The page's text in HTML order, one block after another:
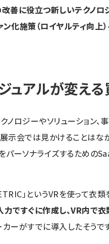
善に役立つ新しいテクノロ
化施策（ロイヤルティ向上）
ュアルが変え
ノロジーやソリューション
示会では見かけることはな
パーソナライズするための
」というVRを使って衣類
ですぐに作成し、VR内で
ーがすでに導入したそうです